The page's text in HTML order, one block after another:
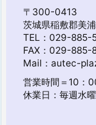
〒300-0413
茨城県稲敷郡美
TEL：029-885-
FAX：029-885-
Mail：autec-
営業時間＝10：
休業日：毎週水